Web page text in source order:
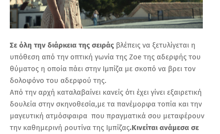
Σε όλη την διάρκεια της σειράς βλέπεις να ξετυλίγεται η
υπόθεση από την οπτική γωνία της Zoe της αδερφής του
θύματος η οποία πάει στην Ιμπίζα με σκοπό να βρει τον
δολοφόνο του αδερφού της.
Από την αρχή καταλαβαίνει κανείς ότι έχει γίνει εξαιρετική
δουλεία στην σκηνοθεσία,με τα πανέμορφα τοπία και την
μαγευτική ατμόσφαιρα που πραγματικά σου μεταφέρουν
την καθημερινή ρουτίνα της Ιμπίζας.Κινείται ανάμεσα σε